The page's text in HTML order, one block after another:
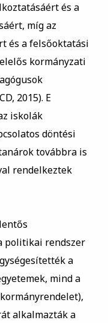
és a
míg az
és a felsőoktatási
kormányzati
2015). E
iskolák
döntési
továbbra is
rendelkeztek
politikai rendszer
a
mind a
alkalmazták a